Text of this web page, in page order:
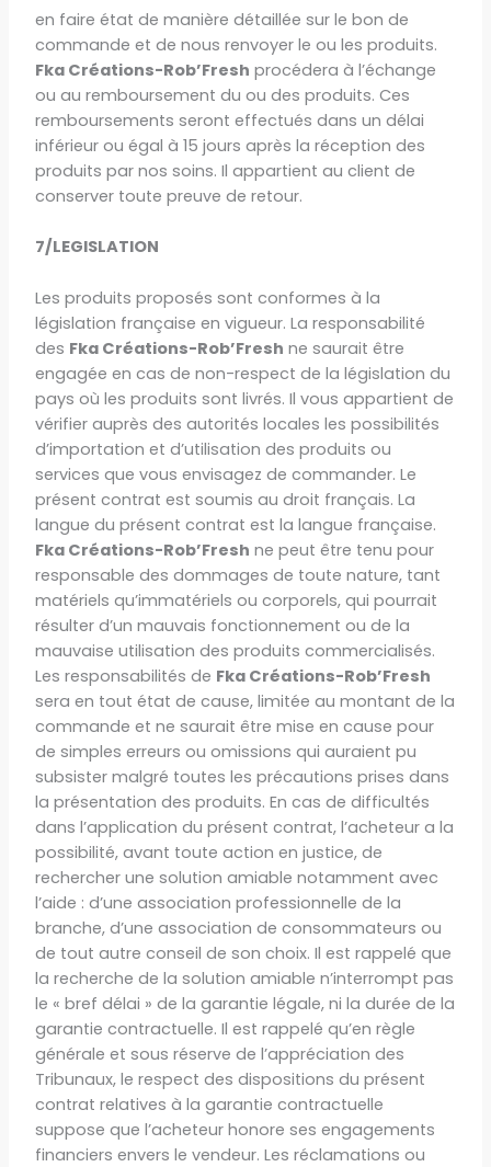
en faire état de manière détaillée sur le bon de
commande et de nous renvoyer le ou les produits.
Fka Créations-Rob’Fresh procédera à l’échange
ou au remboursement du ou des produits. Ces
remboursements seront effectués dans un délai
inférieur ou égal à 15 jours après la réception des
produits par nos soins. Il appartient au client de
conserver toute preuve de retour.
7/LEGISLATION
Les produits proposés sont conformes à la
législation française en vigueur. La responsabilité
des Fka Créations-Rob’Fresh ne saurait être
engagée en cas de non-respect de la législation du
pays où les produits sont livrés. Il vous appartient de
vérifier auprès des autorités locales les possibilités
d’importation et d’utilisation des produits ou
services que vous envisagez de commander. Le
présent contrat est soumis au droit français. La
langue du présent contrat est la langue française.
Fka Créations-Rob’Fresh ne peut être tenu pour
responsable des dommages de toute nature, tant
matériels qu’immatériels ou corporels, qui pourrait
résulter d’un mauvais fonctionnement ou de la
mauvaise utilisation des produits commercialisés.
Les responsabilités de Fka Créations-Rob’Fresh
sera en tout état de cause, limitée au montant de la
commande et ne saurait être mise en cause pour
de simples erreurs ou omissions qui auraient pu
subsister malgré toutes les précautions prises dans
la présentation des produits. En cas de difficultés
dans l’application du présent contrat, l’acheteur a la
possibilité, avant toute action en justice, de
rechercher une solution amiable notamment avec
l’aide : d’une association professionnelle de la
branche, d’une association de consommateurs ou
de tout autre conseil de son choix. Il est rappelé que
la recherche de la solution amiable n’interrompt pas
le « bref délai » de la garantie légale, ni la durée de la
garantie contractuelle. Il est rappelé qu’en règle
générale et sous réserve de l’appréciation des
Tribunaux, le respect des dispositions du présent
contrat relatives à la garantie contractuelle
suppose que l’acheteur honore ses engagements
financiers envers le vendeur. Les réclamations ou